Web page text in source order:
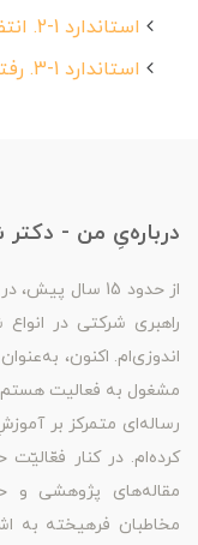
استاندارد 1-2. انتظارهای اخلاقی سازمان
استاندارد 1-3. رفتار قانونی و اخلاقی
درباره‌یِ من -
از حدود 15
راهبری شرکتی در
اندوزی‌ام. اکنون،
مشغول به فعالیت هستم.
رساله‌ای متمرکز بر
مقاله‌های پژوهشی و
مخاطبان فرهیخته به